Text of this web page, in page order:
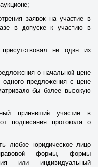
заявок на участие в
в допуске к участию в
ни один из
о начальной цене
предложения о цене
бы более высокую
принявший участие в
подписания протокола о
любое юридическое лицо
правовой формы, формы
или индивидуальный